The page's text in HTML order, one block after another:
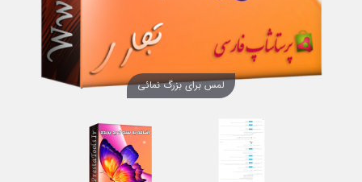
لمس برای بزرگ نمائی